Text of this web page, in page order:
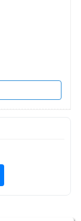
thiết bị kết nối
test so với